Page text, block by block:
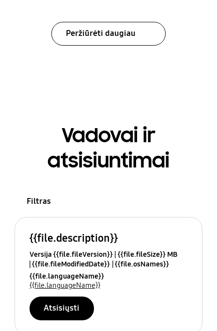
Peržiūrėti daugiau
Vadovai ir
atsisiuntimai
Filtras
{{file.description}}
Versija {{file.fileVersion}} {{file.fileSize}} MB
{{file.fileModifiedDate}} {{file.osNames}}
{{file.languageName}}
{{file.languageName}}
Atsisiųsti